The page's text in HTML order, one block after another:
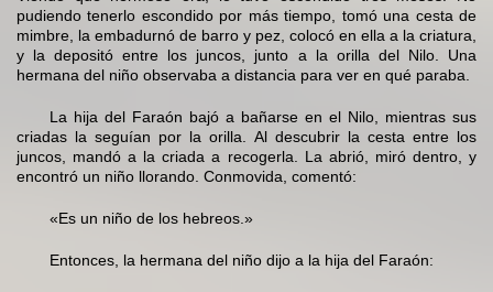
pudiendo tenerlo escondido por más tiempo, tomó una cesta de
mimbre, la embadurnó de barro y pez, colocó en ella a la criatura,
y la depositó entre los juncos, junto a la orilla del Nilo. Una
hermana del niño observaba a distancia para ver en qué paraba.
La hija del Faraón bajó a bañarse en el Nilo, mientras sus
criadas la seguían por la orilla. Al descubrir la cesta entre los
juncos, mandó a la criada a recogerla. La abrió, miró dentro, y
encontró un niño llorando. Conmovida, comentó:
«Es un niño de los hebreos.»
Entonces, la hermana del niño dijo a la hija del Faraón: